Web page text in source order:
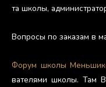
та шко­лы,
Воп­ро­сы по за­казам в
Фо­рум шко­лы
вате­лями шко­лы. Там